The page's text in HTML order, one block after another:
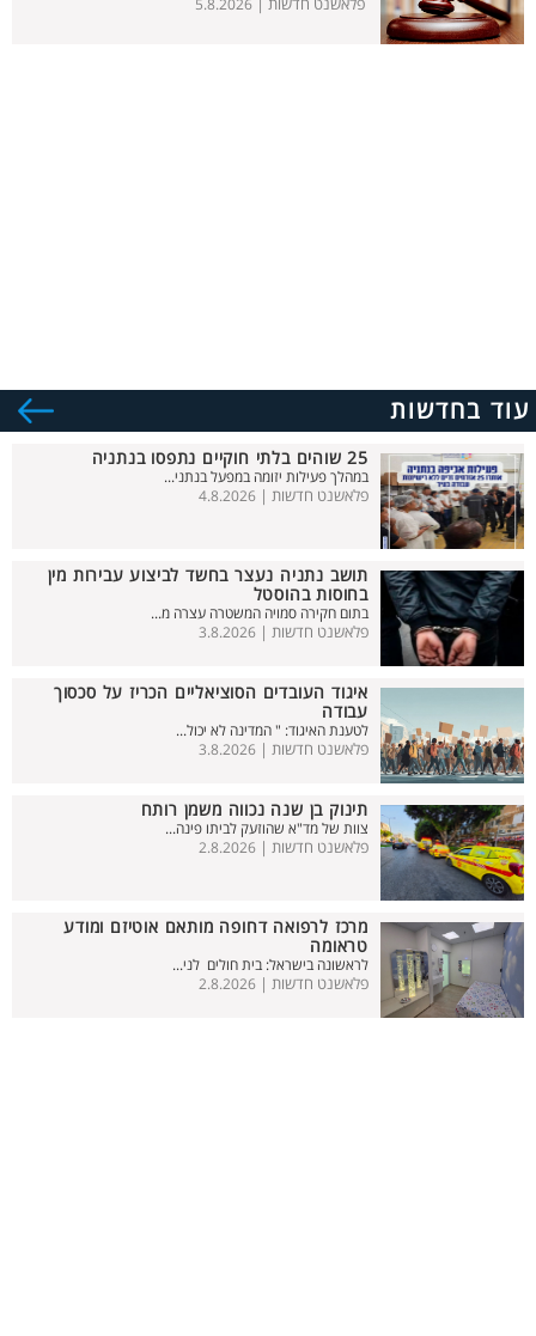
פלאשנט חדשות | 5.8.2026
עוד בחדשות
25 שוהים בלתי חוקיים נתפסו בנתניה
במהלך פעילות יזומה במפעל בנתני...
פלאשנט חדשות | 4.8.2026
תושב נתניה נעצר בחשד לביצוע עבירות מין
בחוסות בהוסטל
בתום חקירה סמויה המשטרה עצרה מ...
פלאשנט חדשות | 3.8.2026
איגוד העובדים הסוציאליים הכריז על סכסוך
עבודה
לטענת האיגוד: " המדינה לא יכול...
פלאשנט חדשות | 3.8.2026
תינוק בן שנה נכווה משמן רותח
צוות של מד"א שהוזעק לביתו פינה...
פלאשנט חדשות | 2.8.2026
מרכז לרפואה דחופה מותאם אוטיזם ומודע
טראומה
לראשונה בישראל: בית חולים לני...
פלאשנט חדשות | 2.8.2026